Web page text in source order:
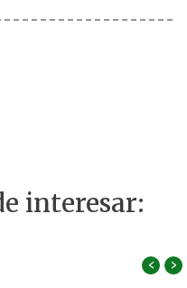
interesar:
‹ ›